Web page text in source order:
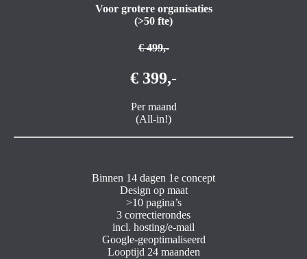
Voor grotere organisaties
(>50 fte)
€ 499,-
€ 399,-
Per maand
(All-in!)
Binnen 14 dagen 1e concept
Design op maat
>10 pagina’s
3 correctierondes
incl. hosting/e-mail
Google-geoptimaliseerd
Looptijd 24 maanden